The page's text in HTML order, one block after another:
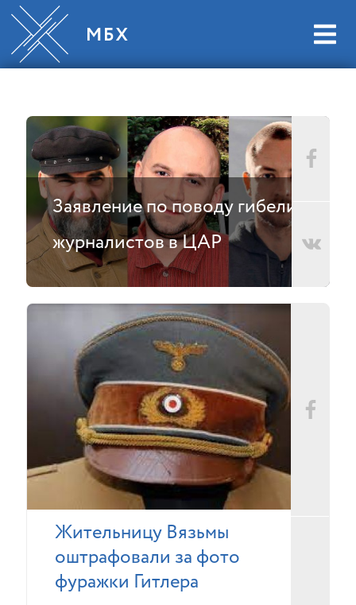
Заявление по поводу гибели
журналистов в ЦАР
Жительницу Вязьмы
оштрафовали за фото
фуражки Гитлера